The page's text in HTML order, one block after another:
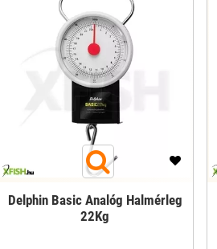
Delphin Basic Analóg Halmérleg
22Kg